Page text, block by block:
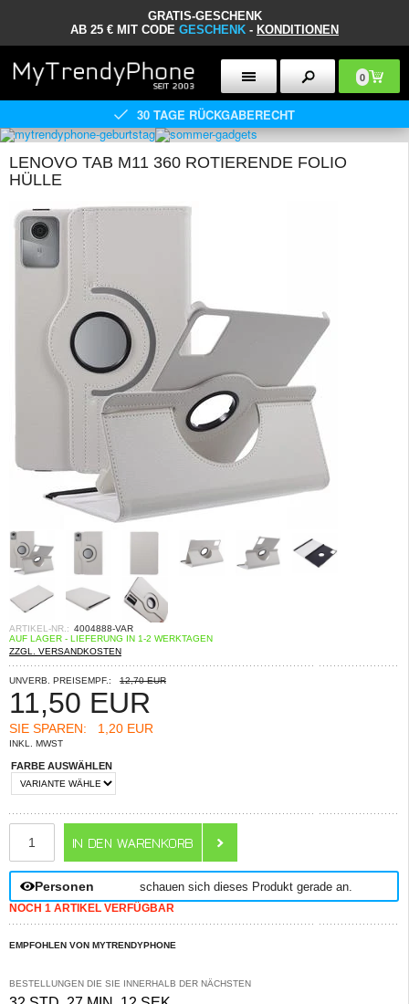
GRATIS-GESCHENK
AB 25 € MIT CODE GESCHENK - KONDITIONEN
0
30 TAGE RÜCKGABERECHT
LENOVO TAB M11 360 ROTIERENDE FOLIO
HÜLLE
ARTIKEL-NR.: 4004888-VAR
AUF LAGER - LIEFERUNG IN 1-2 WERKTAGEN
ZZGL. VERSANDKOSTEN
UNVERB. PREISEMPF.: 12,70 EUR
11,50 EUR
SIE SPAREN: 1,20 EUR
INKL. MWST
FARBE AUSWÄHLEN
Personen schauen sich dieses Produkt gerade an.
NOCH 1 ARTIKEL VERFÜGBAR
EMPFOHLEN VON MYTRENDYPHONE
BESTELLUNGEN DIE SIE INNERHALB DER NÄCHSTEN